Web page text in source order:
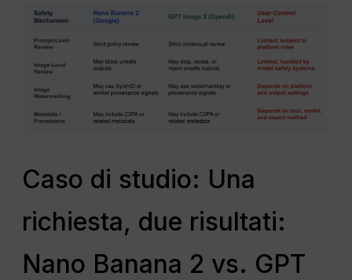
Caso di studio: Una
richiesta, due risultati:
Nano Banana 2 vs. GPT